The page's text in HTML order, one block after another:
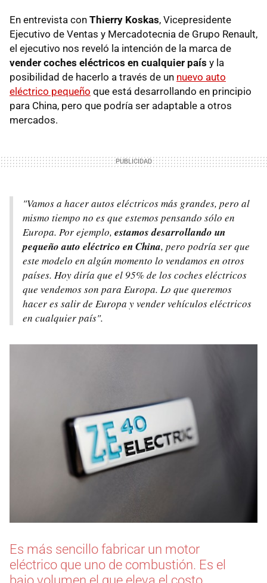
En entrevista con Thierry Koskas, Vicepresidente
Ejecutivo de Ventas y Mercadotecnia de Grupo Renault,
el ejecutivo nos reveló la intención de la marca de
vender coches eléctricos en cualquier país y la
posibilidad de hacerlo a través de un nuevo auto
eléctrico pequeño que está desarrollando en principio
para China, pero que podría ser adaptable a otros
mercados.
"Vamos a hacer autos eléctricos más grandes, pero al
mismo tiempo no es que estemos pensando sólo en
Europa. Por ejemplo, estamos desarrollando un
pequeño auto eléctrico en China, pero podría ser que
este modelo en algún momento lo vendamos en otros
países. Hoy diría que el 95% de los coches eléctricos
que vendemos son para Europa. Lo que queremos
hacer es salir de Europa y vender vehículos eléctricos
en cualquier país".
Es más sencillo fabricar un motor
eléctrico que uno de combustión. Es el